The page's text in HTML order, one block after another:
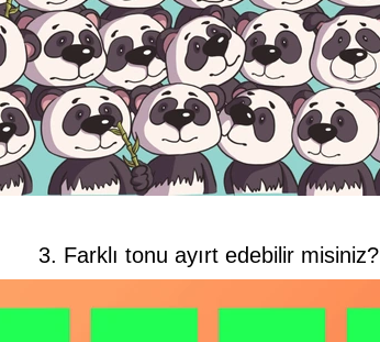
3. Farklı tonu ayırt edebilir misiniz?